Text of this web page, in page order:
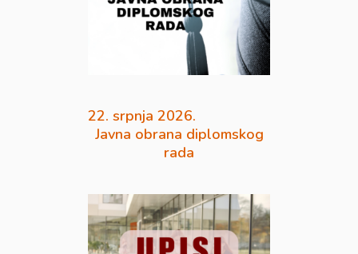
22. srpnja 2026.
Javna obrana diplomskog
rada